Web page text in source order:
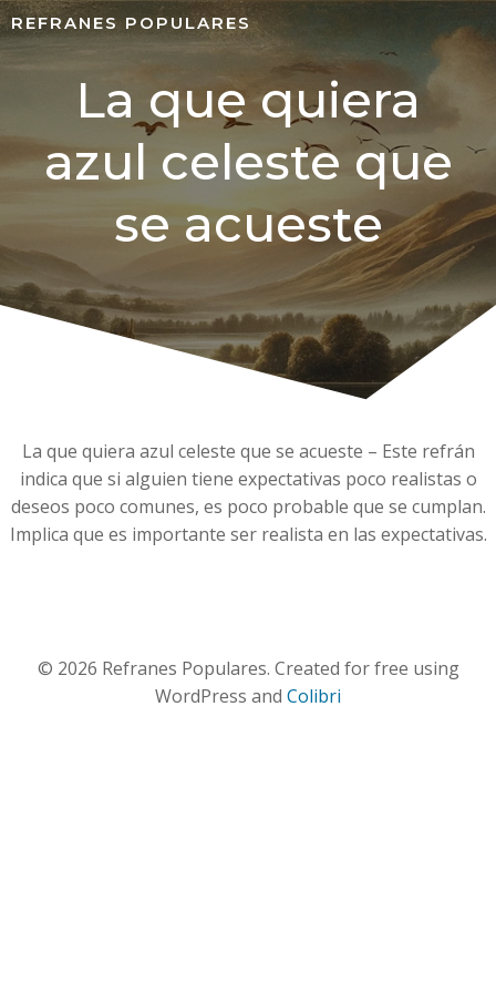
REFRANES POPULARES
La que quiera
azul celeste que
se acueste
La que quiera azul celeste que se acueste – Este refrán
indica que si alguien tiene expectativas poco realistas o
deseos poco comunes, es poco probable que se cumplan.
Implica que es importante ser realista en las expectativas.
© 2026 Refranes Populares. Created for free using
WordPress and Colibri